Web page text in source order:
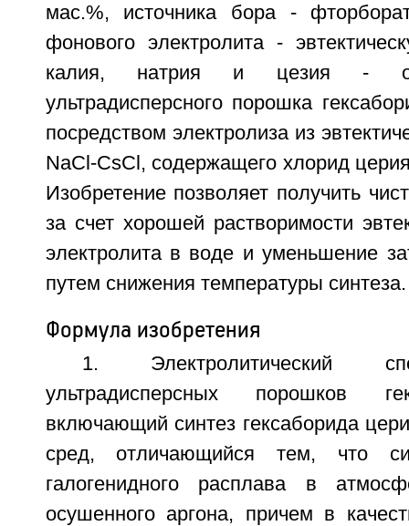
мас.%, источника бора -
фонового электролита -
калия, натрия и цезия -
ультрадисперсного порошка
посредством электролиза из
NaCl-CsCl, содержащего хлорид
Изобретение позволяет получить
за счет хорошей растворимости
электролита в воде и уменьшение
путем снижения температуры
Формула изобретения
1. Электролитический
ультрадисперсных порошков
включающий синтез гексаборида
сред, отличающийся тем, что
галогенидного расплава в
осушенного аргона, причем в